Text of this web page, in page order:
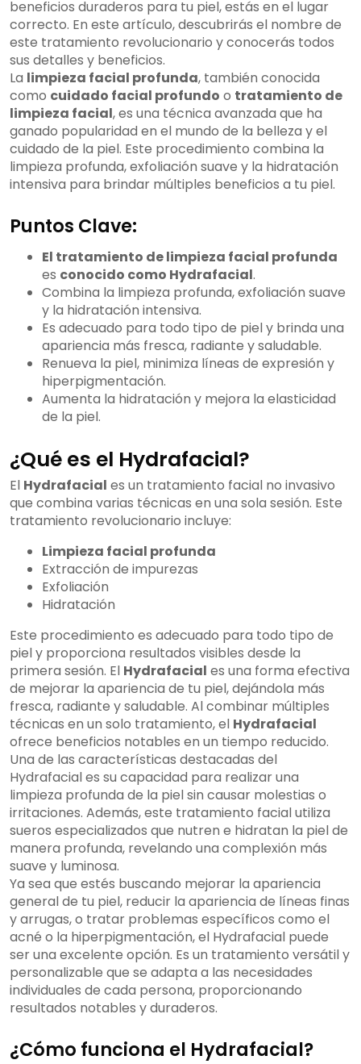
beneficios duraderos para tu piel, estás en el lugar
correcto. En este artículo, descubrirás el nombre de
este tratamiento revolucionario y conocerás todos
sus detalles y beneficios.
La limpieza facial profunda, también conocida
como cuidado facial profundo o tratamiento de
limpieza facial, es una técnica avanzada que ha
ganado popularidad en el mundo de la belleza y el
cuidado de la piel. Este procedimiento combina la
limpieza profunda, exfoliación suave y la hidratación
intensiva para brindar múltiples beneficios a tu piel.
Puntos Clave:
El tratamiento de limpieza facial profunda
es conocido como Hydrafacial.
Combina la limpieza profunda, exfoliación suave
y la hidratación intensiva.
Es adecuado para todo tipo de piel y brinda una
apariencia más fresca, radiante y saludable.
Renueva la piel, minimiza líneas de expresión y
hiperpigmentación.
Aumenta la hidratación y mejora la elasticidad
de la piel.
¿Qué es el Hydrafacial?
El Hydrafacial es un tratamiento facial no invasivo
que combina varias técnicas en una sola sesión. Este
tratamiento revolucionario incluye:
Limpieza facial profunda
Extracción de impurezas
Exfoliación
Hidratación
Este procedimiento es adecuado para todo tipo de
piel y proporciona resultados visibles desde la
primera sesión. El Hydrafacial es una forma efectiva
de mejorar la apariencia de tu piel, dejándola más
fresca, radiante y saludable. Al combinar múltiples
técnicas en un solo tratamiento, el Hydrafacial
ofrece beneficios notables en un tiempo reducido.
Una de las características destacadas del
Hydrafacial es su capacidad para realizar una
limpieza profunda de la piel sin causar molestias o
irritaciones. Además, este tratamiento facial utiliza
sueros especializados que nutren e hidratan la piel de
manera profunda, revelando una complexión más
suave y luminosa.
Ya sea que estés buscando mejorar la apariencia
general de tu piel, reducir la apariencia de líneas finas
y arrugas, o tratar problemas específicos como el
acné o la hiperpigmentación, el Hydrafacial puede
ser una excelente opción. Es un tratamiento versátil y
personalizable que se adapta a las necesidades
individuales de cada persona, proporcionando
resultados notables y duraderos.
¿Cómo funciona el Hydrafacial?